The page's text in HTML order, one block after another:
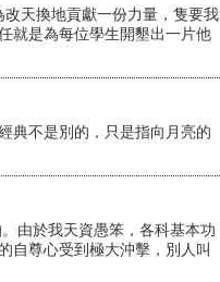
天換地貢獻一份力量，隻要我
就是為每位學生開墾出一片他
典不是別的，只是指向月亮的
由於我天資愚笨，各科基本功
自尊心受到極大沖擊，別人叫